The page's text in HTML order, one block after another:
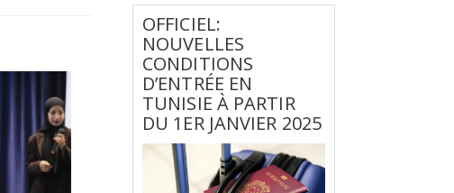
SÉLECTIONNEZ UN/DES PAYS
OFFICIEL:
NOUVELLES
CONDITIONS
D’ENTRÉE EN
TUNISIE À PARTIR
DU 1ER JANVIER 2025